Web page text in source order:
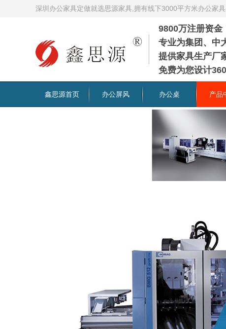
深圳办公家具定做就选思源家具,拥有线下3000平方米办公家
9800万注册资
专业为集团、中
提供家具生产厂
免费为您设计
鑫思源首页 办公屏风 办公桌 产品